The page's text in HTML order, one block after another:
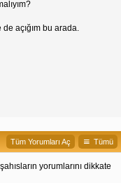
açığım bu arada.
Tümü
Tüm Yorumları Aç
yorumlarını dikkate